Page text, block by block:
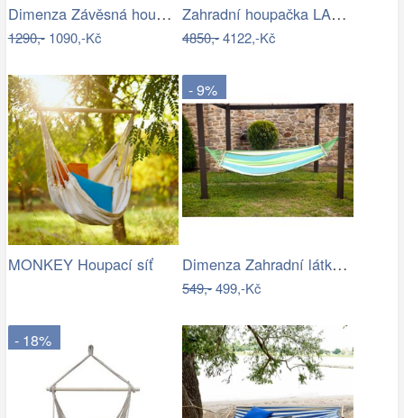
Dimenza Závěsná houpačka Ring
1290,-1090,-Kč
Zahradní houpačka LAMIA Tempo Kondela
4850,-4122,-Kč
MONKEY Houpací síť
- 9%
Dimenza Zahradní látková houpací síť s…
549,-499,-Kč
- 18%